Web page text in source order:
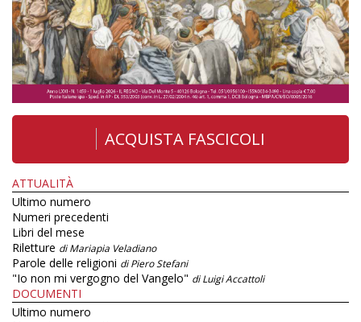
ACQUISTA FASCICOLI
ATTUALITÀ
Ultimo numero
Numeri precedenti
Libri del mese
Riletture di Mariapia Veladiano
Parole delle religioni di Piero Stefani
"Io non mi vergogno del Vangelo" di Luigi Accattoli
DOCUMENTI
Ultimo numero